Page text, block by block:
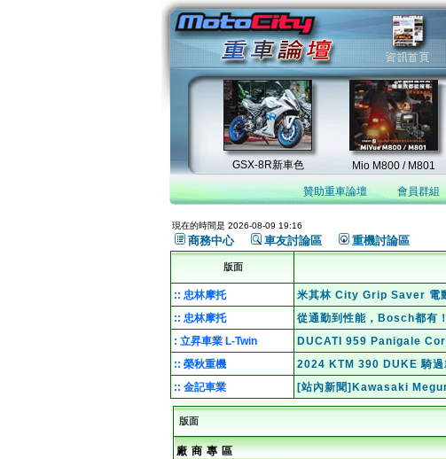
贊助重車論壇 會員群組
現在的時間是 2026-08-09 19:16
商務中心 車友討論區 重機討論區
版面
:: 忠林摩托 米其林 City Grip Saver 電
:: 忠林摩托 從通勤到性能，Bosch都有！
: 立昇車業 L-Twin DUCATI 959 Panigale
:: 榮秋重機 2024 KTM 390 DUKE 騎過
:: 金記車業 [站內新聞]Kawasaki
版面
廠 商 專 區